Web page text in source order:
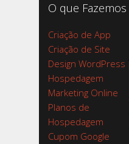
O que Fazemos
Criação de App
Criação de Site
Design WordPress
Hospedagem
Marketing Online
Planos de
Hospedagem
Cupom Google